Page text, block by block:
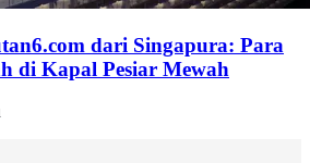
dari Singapura: Para
di Kapal Pesiar Mewah